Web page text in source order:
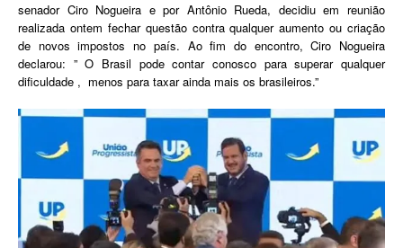
senador Ciro Nogueira e por Antônio Rueda, decidiu em reunião
realizada ontem fechar questão contra qualquer aumento ou criação
de novos impostos no país. Ao fim do encontro, Ciro Nogueira
declarou: ” O Brasil pode contar conosco para superar qualquer
dificuldade , menos para taxar ainda mais os brasileiros.”